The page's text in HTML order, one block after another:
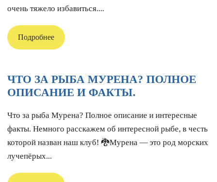
очень тяжело избавиться....
Подробнее
ЧТО ЗА РЫБА МУРЕНА? ПОЛНОЕ
ОПИСАНИЕ И ФАКТЫ.
Что за рыба Мурена? Полное описание и интересные
факты. Немного расскажем об интересной рыбе, в честь
которой назван наш клуб! 🐉Мурена — это род морских
лучепёрых...